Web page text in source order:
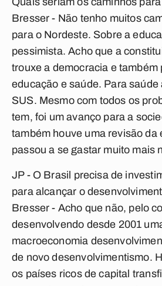
Bresser- Não tenho muitos
para o Nordeste. Sobre a
pessimista. Acho que a
trouxe a democracia e também
educação e saúde. Para saúde
SUS. Mesmo com todos os
tem, foi um avanço para a
também houve uma revisão da
passou a se gastar muito mais
JP - O Brasil precisa de
para alcançar o
Bresser- Acho que não, pelo
desenvolvendo desde 2001
macroeconomia
de novo desenvolvimentismo.
os países ricos de capital